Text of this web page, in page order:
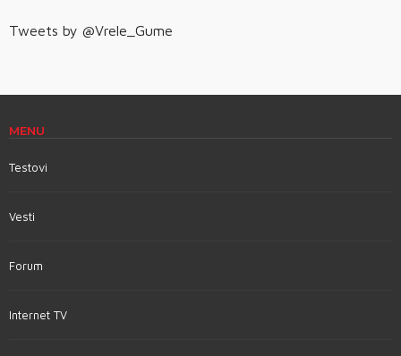
Tweets by @Vrele_Gume
MENU
Testovi
Vesti
Forum
Internet TV